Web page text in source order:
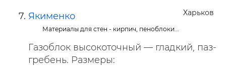
Харьков
Якименко
Материалы для стен - кирпич, пеноблоки...
Газоблок высокоточный — гладкий, паз-
гребень. Размеры: